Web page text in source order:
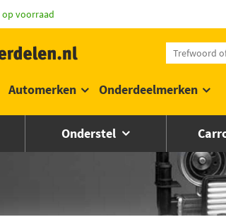
in huis *
Automerken Onderdeelmerken
Onderstel